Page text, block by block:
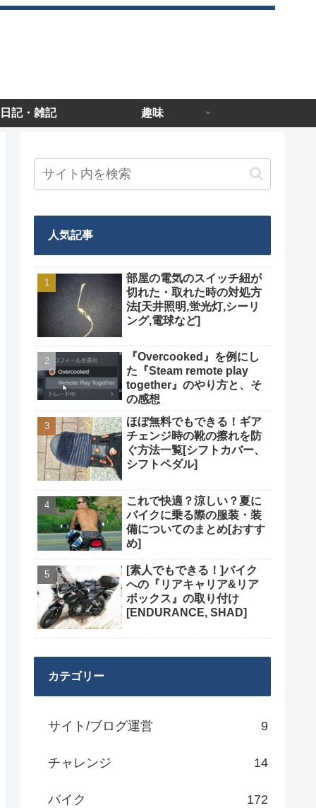
日記・雑記 趣味
人気記事
部屋の電気のスイッチ紐が
切れた・取れた時の対処方
法[天井照明,蛍光灯,シーリ
ング,電球など]
『Overcooked』を例にし
た『Steam remote play
together』のやり方と、そ
の感想
ほぼ無料でもできる！ギア
チェンジ時の靴の擦れを防
ぐ方法一覧[シフトカバー、
シフトペダル]
これで快適？涼しい？夏に
バイクに乗る際の服装・装
備についてのまとめ[おすす
め]
[素人でもできる！]バイク
への『リアキャリア&リア
ボックス』の取り付け
[ENDURANCE, SHAD]
カテゴリー
サイト/ブログ運営 9
チャレンジ 14
バイク 172